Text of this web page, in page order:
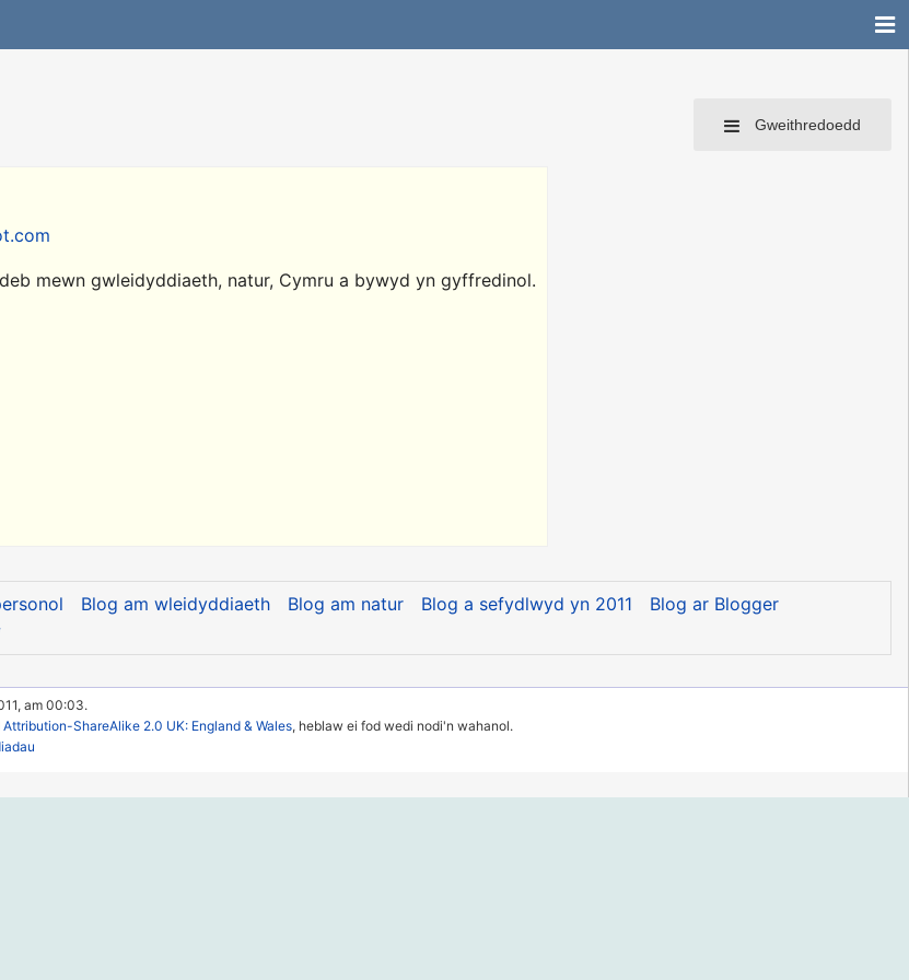
Gweithredoedd
mewn gwleidyddiaeth, natur, Cymru a bywyd yn gyffredinol.
Blog am wleidyddiaeth Blog am natur Blog a sefydlwyd yn 2011
Blog ar Blogger
am 00:03.
Attribution-ShareAlike 2.0 UK: England & Wales, heblaw ei fod wedi nodi'n wahanol.